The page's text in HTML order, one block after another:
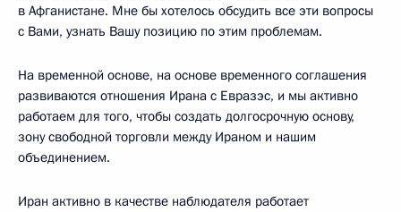
в Афганистане. Мне бы хотелось обсудить все эти вопросы
с Вами, узнать Вашу позицию по этим проблемам.
На временной основе, на основе временного соглашения
развиваются отношения Ирана с Евразэс, и мы активно
работаем для того, чтобы создать долгосрочную основу,
зону свободной торговли между Ираном и нашим
объединением.
Иран активно в качестве наблюдателя работает